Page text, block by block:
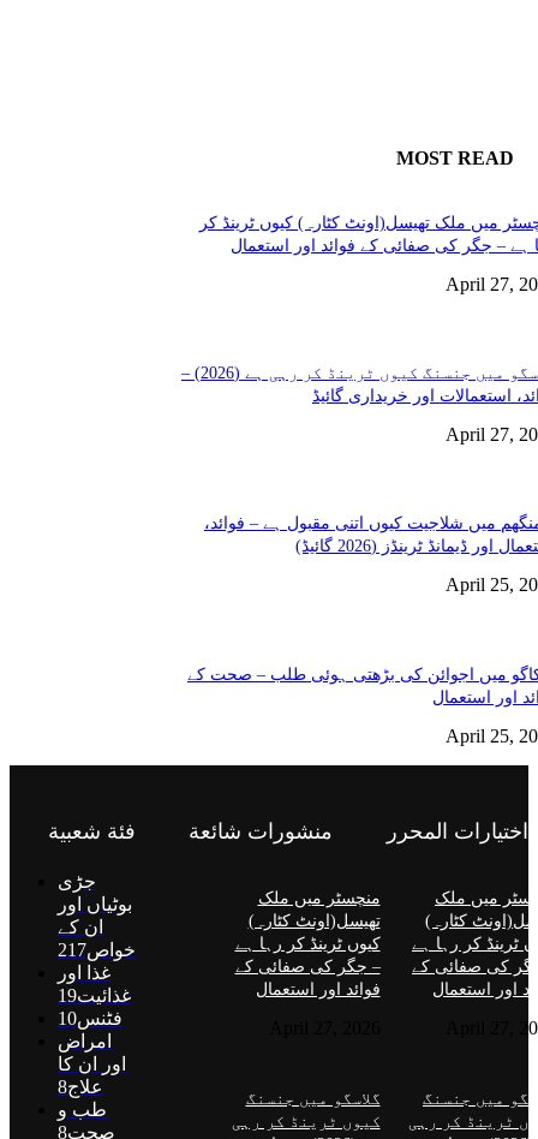
MOST READ
میں ملک تھیسل(اونٹ کٹارہ) کیوں ٹرینڈ کر
ہے – جگر کی صفائی کے فوائد اور استعمال
April 27,
گلاسگو میں جنسنگ کیوں ٹرینڈ کر رہی ہے (2026) –
استعمالات اور خریداری گائیڈ
April 27,
میں شلاجیت کیوں اتنی مقبول ہے – فوائد،
اور ڈیمانڈ ٹرینڈز (2026 گائیڈ)
April 25,
میں اجوائن کی بڑھتی ہوئی طلب – صحت کے
اور استعمال
April 25,
اختيارات المحرر
میں ملک
کٹارہ)
ٹرینڈ کر رہا ہے
کی صفائی کے
اور استعمال
April 27,
میں جنسنگ
ٹرینڈ کر رہی
منشورات شائعة
منچسٹر میں ملک
تھیسل(اونٹ کٹارہ)
کیوں ٹرینڈ کر رہا ہے
– جگر کی صفائی کے
فوائد اور استعمال
گلاسگو میں جنسنگ
کیوں ٹرینڈ کر رہی
فئة شعبية
جڑی
بوٹیاں اور
ان کے
خواص217
غذا اور
غذائیت19
فٹنس10
امراض
اور ان کا
علاج8
طب و
صحت8